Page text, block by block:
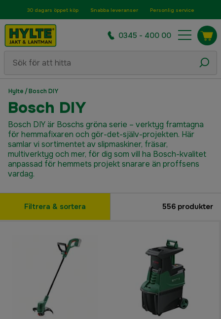
30 dagars öppet köp Snabba leveranser Personlig service
0345 - 400 00
Hylte /Bosch DIY
Bosch DIY
Bosch DIY är Boschs gröna serie – verktyg framtagna
för hemmafixaren och gör-det-själv-projekten. Här
samlar vi sortimentet av slipmaskiner, fräsar,
multiverktyg och mer, för dig som vill ha Bosch-kvalitet
anpassad för hemmets projekt snarare än proffsens
vardag.
Filtrera & sortera 556 produkter